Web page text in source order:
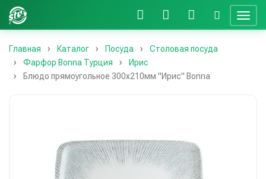
Главная Каталог Посуда
Столовая посуда
Фарфор Bonna Турция
Ирис
Блюдо прямоугольное 300х210мм "Ирис" Bonna